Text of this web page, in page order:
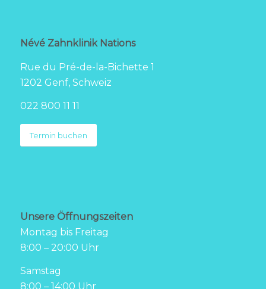
Névé Zahnklinik Nations
Rue du Pré-de-la-Bichette 1
1202 Genf, Schweiz
022 800 11 11
Termin buchen
Unsere Öffnungszeiten
Montag bis Freitag
8:00 – 20:00 Uhr
Samstag
8:00 – 14:00 Uhr